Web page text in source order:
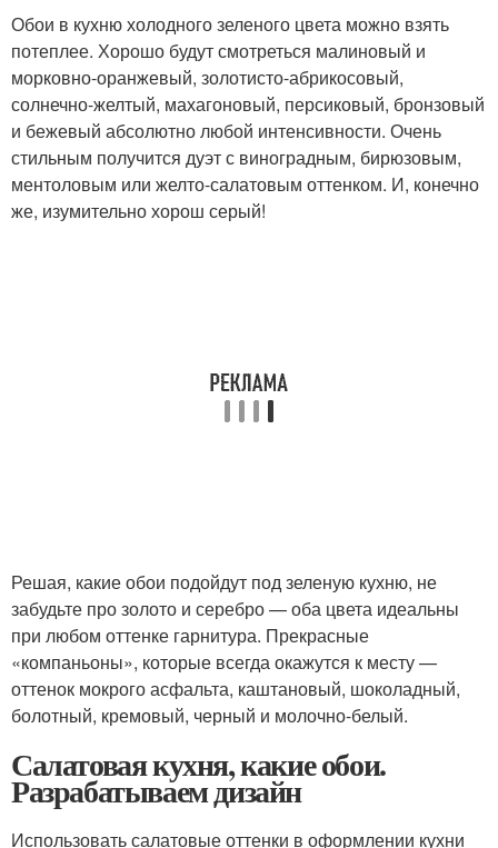
Обои в кухню холодного зеленого цвета можно взять
потеплее. Хорошо будут смотреться малиновый и
морковно-оранжевый, золотисто-абрикосовый,
солнечно-желтый, махагоновый, персиковый, бронзовый
и бежевый абсолютно любой интенсивности. Очень
стильным получится дуэт с виноградным, бирюзовым,
ментоловым или желто-салатовым оттенком. И, конечно
же, изумительно хорош серый!
Решая, какие обои подойдут под зеленую кухню, не
забудьте про золото и серебро — оба цвета идеальны
при любом оттенке гарнитура. Прекрасные
«компаньоны», которые всегда окажутся к месту —
оттенок мокрого асфальта, каштановый, шоколадный,
болотный, кремовый, черный и молочно-белый.
Салатовая кухня, какие обои.
Разрабатываем дизайн
Использовать салатовые оттенки в оформлении кухни